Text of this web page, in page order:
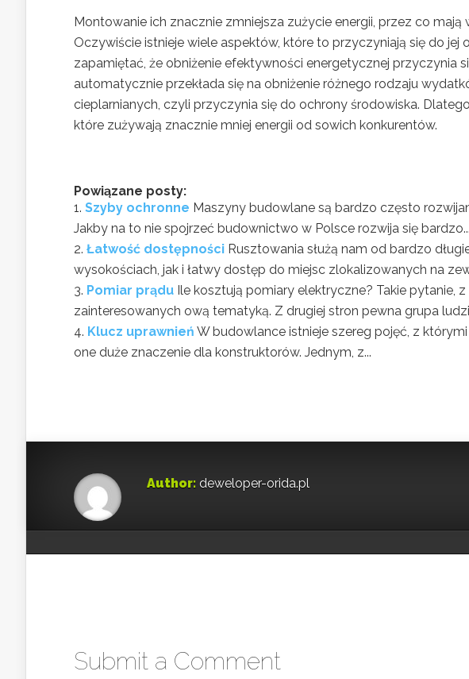
Montowanie ich znacznie zmniejsza zużycie energii, przez co
Oczywiście istnieje wiele aspektów, które to przyczyniają się do jej
zapamiętać, że obniżenie efektywności energetycznej przyczynia
automatycznie przekłada się na obniżenie różnego rodzaju
cieplarnianych, czyli przyczynia się do ochrony środowiska.
które zużywają znacznie mniej energii od sowich konkurentów.
Powiązane posty:
Szyby ochronne Maszyny budowlane są bardzo często
Jakby na to nie spojrzeć budownictwo w Polsce rozwija się bardzo...
Łatwość dostępności Rusztowania służą nam od bardzo
wysokościach, jak i łatwy dostęp do miejsc zlokalizowanych na
Pomiar prądu Ile kosztują pomiary elektryczne? Takie pytanie,
zainteresowanych ową tematyką. Z drugiej stron pewna grupa
Klucz uprawnień W budowlance istnieje szereg pojęć, z
one duże znaczenie dla konstruktorów. Jednym, z...
Author: deweloper-orida.pl
Submit a Comment